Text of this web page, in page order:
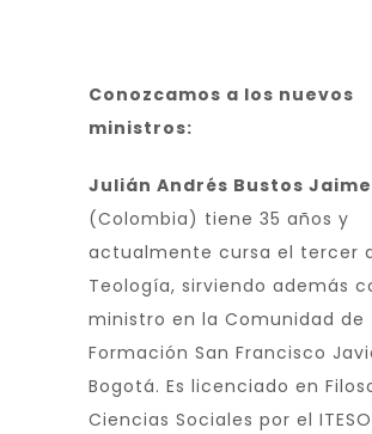
Conozcamos a los nuevos
ministros:
Julián Andrés Bustos
(Colombia) tiene 35 años y
actualmente cursa el tercer
Teología, sirviendo además
ministro en la Comunidad de
Formación San Francisco
Bogotá. Es licenciado en
Ciencias Sociales por el